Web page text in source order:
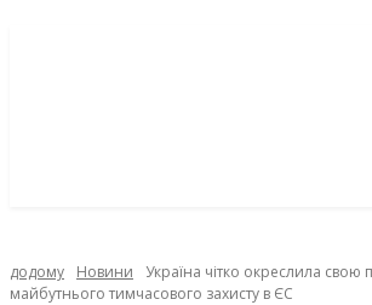
додому Новини
Україна чітко окреслила
майбутнього тимчасового захисту в ЄС